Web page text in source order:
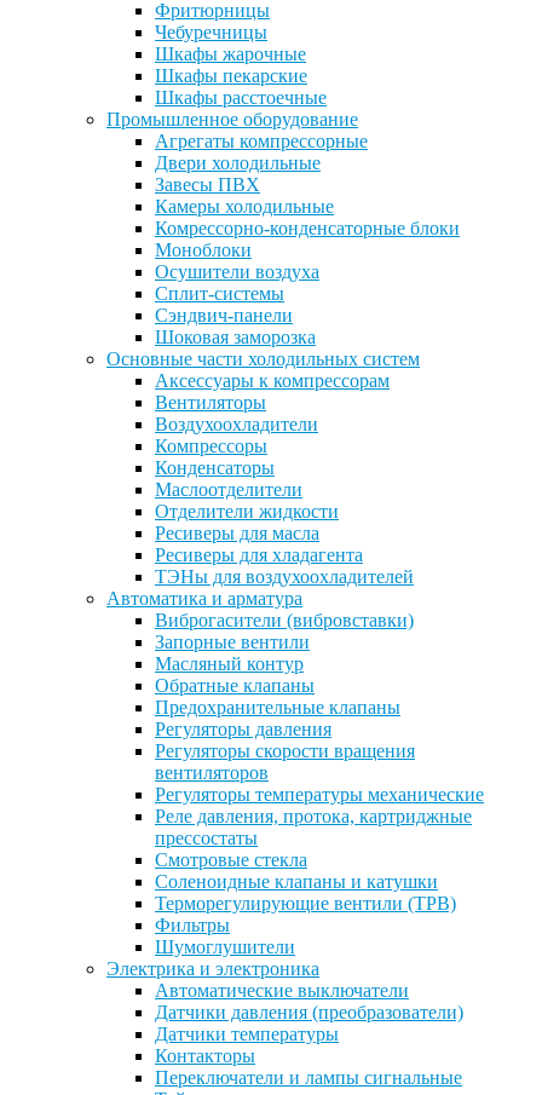
Фритюрницы
Чебуречницы
Шкафы жарочные
Шкафы пекарские
Шкафы расстоечные
Промышленное оборудование
Агрегаты компрессорные
Двери холодильные
Завесы ПВХ
Камеры холодильные
Комрессорно-конденсаторные блоки
Моноблоки
Осушители воздуха
Сплит-системы
Сэндвич-панели
Шоковая заморозка
Основные части холодильных систем
Аксессуары к компрессорам
Вентиляторы
Воздухоохладители
Компрессоры
Конденсаторы
Маслоотделители
Отделители жидкости
Ресиверы для масла
Ресиверы для хладагента
ТЭНы для воздухоохладителей
Автоматика и арматура
Виброгасители (вибровставки)
Запорные вентили
Масляный контур
Обратные клапаны
Предохранительные клапаны
Регуляторы давления
Регуляторы скорости вращения
вентиляторов
Регуляторы температуры механические
Реле давления, протока, картриджные
прессостаты
Смотровые стекла
Соленоидные клапаны и катушки
Терморегулирующие вентили (ТРВ)
Фильтры
Шумоглушители
Электрика и электроника
Автоматические выключатели
Датчики давления (преобразователи)
Датчики температуры
Контакторы
Переключатели и лампы сигнальные